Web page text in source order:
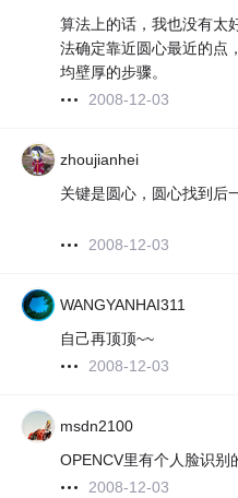
算法上的话，我也没有太
法确定靠近圆心最近的点
均壁厚的步骤。
2008-12-03
zhoujianhei
关键是圆心，圆心找到后
2008-12-03
WANGYANHAI311
自己再顶顶~~
2008-12-03
msdn2100
OPENCV里有个人脸识别
2008-12-03